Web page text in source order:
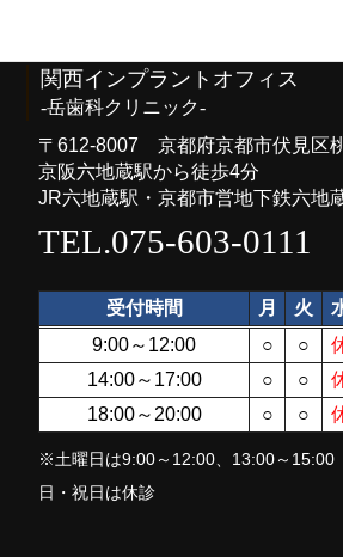
関西インプラントオフィス
-岳歯科クリニック-
〒612-8007 京都府京都市伏見区
京阪六地蔵駅から徒歩4分
JR六地蔵駅・京都市営地下鉄六地
TEL.075-603-0111
受付時間 月 火
9:00～12:00
○ ○
14:00～17:00
○ ○
18:00～20:00
○ ○
※土曜日は9:00～12:00、13:00～
日・祝日は休診